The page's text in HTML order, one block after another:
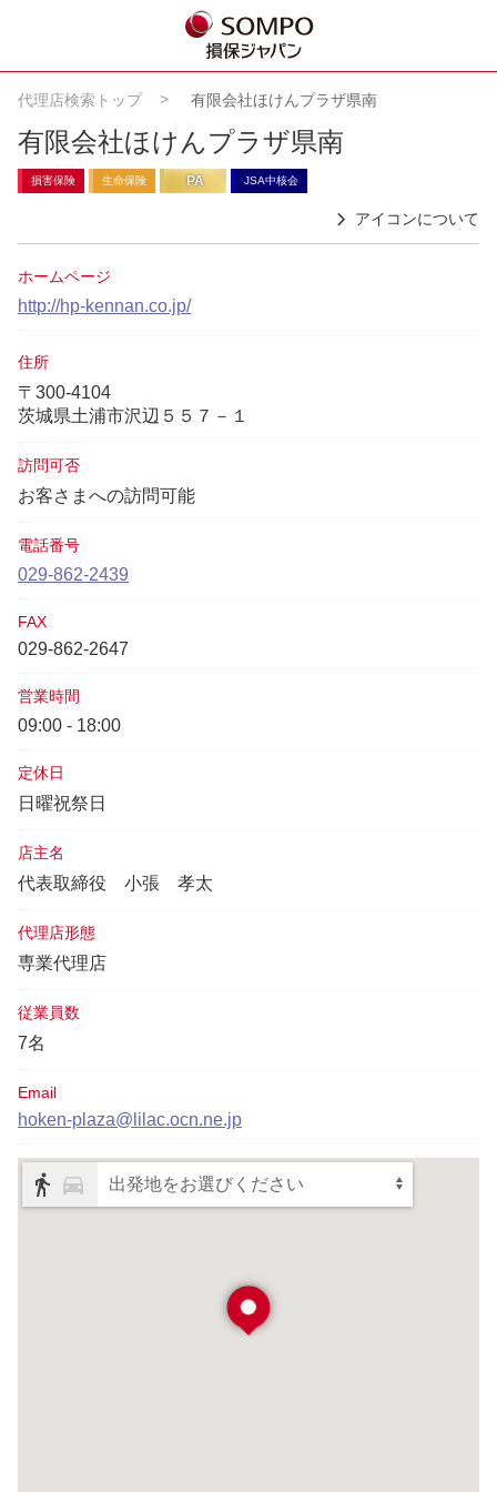
代理店検索トップ 有限会社ほけんプラザ県南
有限会社ほけんプラザ県南
損害保険 生命保険 PA JSA中核会
アイコンについて
ホームページ
http://hp-kennan.co.jp/
住所
〒300-4104
茨城県土浦市沢辺５５７－１
訪問可否
お客さまへの訪問可能
電話番号
029-862-2439
FAX
029-862-2647
営業時間
09:00 - 18:00
定休日
日曜祝祭日
店主名
代表取締役 小張 孝太
代理店形態
専業代理店
従業員数
7名
Email
hoken-plaza@lilac.ocn.ne.jp
出発地をお選びください